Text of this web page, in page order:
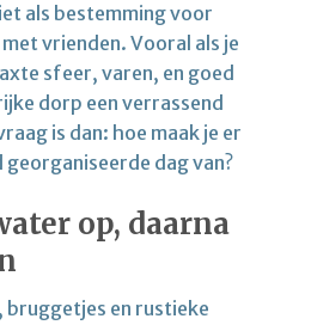
als bestemming voor
vrienden. Vooral als je
sfeer, varen, en goed
dorp een verrassend
is dan: hoe maak je er
georganiseerde dag van?
op, daarna
bruggetjes en rustieke